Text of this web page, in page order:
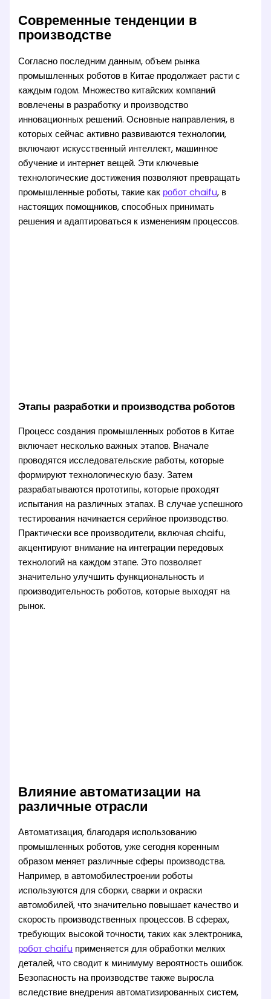
Современные тенденции в
производстве
Согласно последним данным, объем рынка
промышленных роботов в Китае продолжает расти с
каждым годом. Множество китайских компаний
вовлечены в разработку и производство
инновационных решений. Основные направления, в
которых сейчас активно развиваются технологии,
включают искусственный интеллект, машинное
обучение и интернет вещей. Эти ключевые
технологические достижения позволяют превращать
промышленные роботы, такие как робот chaifu, в
настоящих помощников, способных принимать
решения и адаптироваться к изменениям процессов.
Этапы разработки и производства роботов
Процесс создания промышленных роботов в Китае
включает несколько важных этапов. Вначале
проводятся исследовательские работы, которые
формируют технологическую базу. Затем
разрабатываются прототипы, которые проходят
испытания на различных этапах. В случае успешного
тестирования начинается серийное производство.
Практически все производители, включая chaifu,
акцентируют внимание на интеграции передовых
технологий на каждом этапе. Это позволяет
значительно улучшить функциональность и
производительность роботов, которые выходят на
рынок.
Влияние автоматизации на
различные отрасли
Автоматизация, благодаря использованию
промышленных роботов, уже сегодня коренным
образом меняет различные сферы производства.
Например, в автомобилестроении роботы
используются для сборки, сварки и окраски
автомобилей, что значительно повышает качество и
скорость производственных процессов. В сферах,
требующих высокой точности, таких как электроника,
робот chaifu применяется для обработки мелких
деталей, что сводит к минимуму вероятность ошибок.
Безопасность на производстве также выросла
вследствие внедрения автоматизированных систем,